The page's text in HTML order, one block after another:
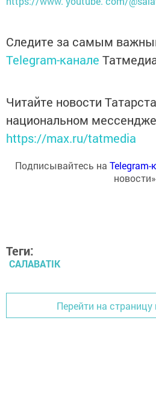
Следите за самым
Telegram-канале
Читайте новости
национальном
https://max.ru/tatmedia
Подписывайтесь на Telegram-
новости»
Теги:
САЛАВАTIK
Перейти на страницу